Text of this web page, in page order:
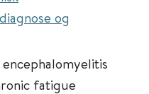
og
fatigue